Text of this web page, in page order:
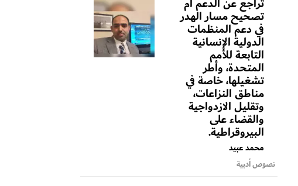
تصحيح مسار الهدر
في دعم المنظمات
الدولية الإنسانية
التابعة للأمم
المتحدة، وأطر
تشغيلها، خاصة في
مناطق النزاعات،
وتقليل الازدواجية
والقضاء على
البيروقراطية.
محمد عبيد
نصوص أدبية